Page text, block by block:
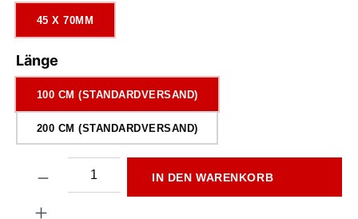
45 X 70MM
Länge
100 CM (STANDARDVERSAND)
200 CM (STANDARDVERSAND)
IN DEN WARENKORB